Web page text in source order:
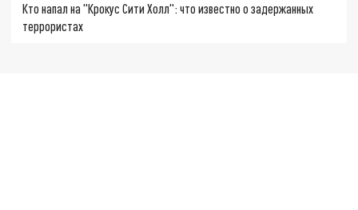
Кто напал на "Крокус Сити Холл": что известно о задержанных
террористах